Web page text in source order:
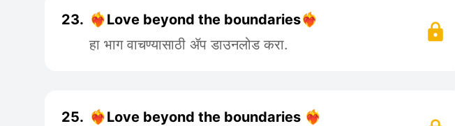
23. ❤️‍🔥Love beyond the boundaries❤️‍🔥
हा भाग वाचण्यासाठी ॲप डाउनलोड करा.
25. ❤️‍🔥Love beyond the boundaries ❤️‍🔥